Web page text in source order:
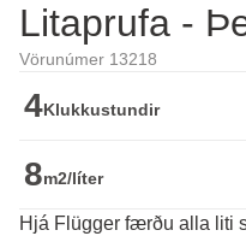
Litaprufa -
Vörunúmer 13218
4Klukkustundir
8m2/líter
Hjá Flügger færðu alla liti